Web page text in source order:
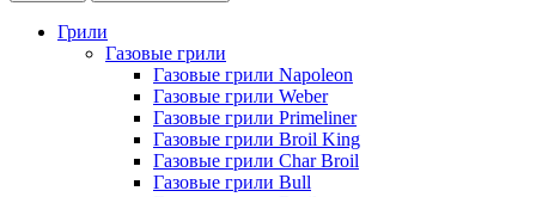
Грили
Газовые грили
Газовые грили Napoleon
Газовые грили Weber
Газовые грили Primeliner
Газовые грили Broil King
Газовые грили Char Broil
Газовые грили Bull